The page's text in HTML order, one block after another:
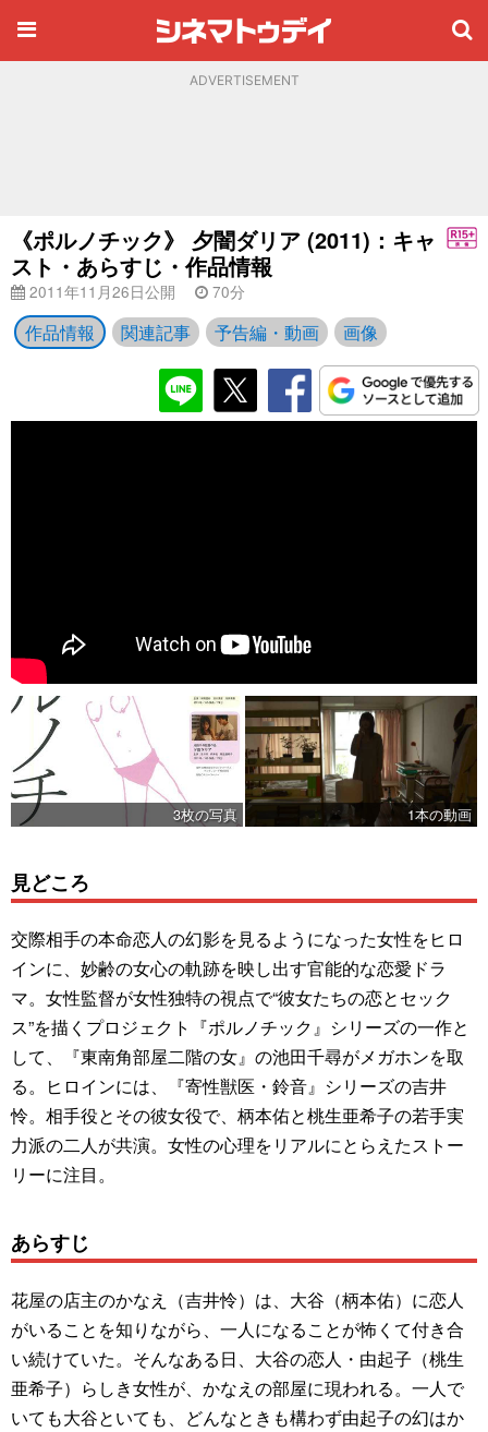
ADVERTISEMENT
《ポルノチック》 夕闇ダリア (2011)：キャ
スト・あらすじ・作品情報
2011年11月26日公開 70分
作品情報 関連記事 予告編・動画 画像
3枚の写真 1本の動画
見どころ
交際相手の本命恋人の幻影を見るようになった女性をヒロ
インに、妙齢の女心の軌跡を映し出す官能的な恋愛ドラ
マ。女性監督が女性独特の視点で“彼女たちの恋とセック
ス”を描くプロジェクト『ポルノチック』シリーズの一作と
して、『東南角部屋二階の女』の池田千尋がメガホンを取
る。ヒロインには、『寄性獣医・鈴音』シリーズの吉井
怜。相手役とその彼女役で、柄本佑と桃生亜希子の若手実
力派の二人が共演。女性の心理をリアルにとらえたストー
リーに注目。
あらすじ
花屋の店主のかなえ（吉井怜）は、大谷（柄本佑）に恋人
がいることを知りながら、一人になることが怖くて付き合
い続けていた。そんなある日、大谷の恋人・由起子（桃生
亜希子）らしき女性が、かなえの部屋に現われる。一人で
いても大谷といても、どんなときも構わず由起子の幻はか